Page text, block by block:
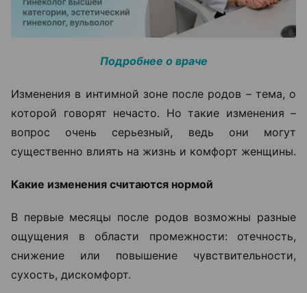
Подробнее о враче
Изменения в интимной зоне после родов – тема, о
которой говорят нечасто. Но такие изменения –
вопрос очень серьезный, ведь они могут
существенно влиять на жизнь и комфорт женщины.
Какие изменения считаются нормой
В первые месяцы после родов возможны разные
ощущения в области промежности: отечность,
снижение или повышение чувствительности,
сухость, дискомфорт.